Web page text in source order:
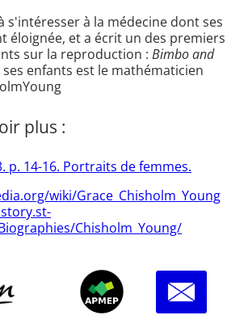
s'intéresser à la médecine dont ses
éloignée, et a écrit un des premiers
sur la reproduction : Bimbo and
ses enfants est le mathématicien
plus :
p. 14-16. Portraits de femmes.
wiki/Grace_Chisholm_Young
Chisholm_Young/